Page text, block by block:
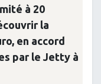
à 20
la
en accord
par le Jetty à